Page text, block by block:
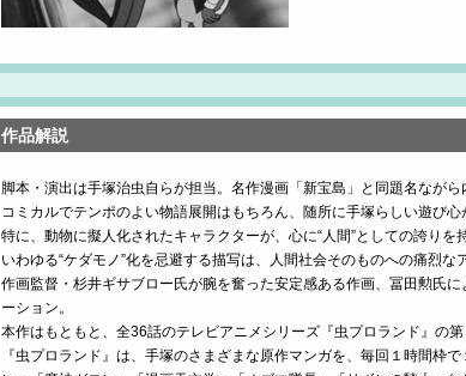
作品解説
脚本・演出は手塚治虫自らが担当。名作漫画「新宝島」と同題名ながら
コミカルでテンポのよい物語展開はもちろん、随所に手塚らしい遊び心
特に、動物に擬人化されたキャラクターが、心に“人間”としての誇り
いわゆる“ケダモノ”化を忌避する描写は、人間社会そのものへの痛烈な
作画監督・杉井ギサブロー氏が腕を奮った安定感ある作画、冨田勲氏
ーション。
本作はもともと、全36話のテレビアニメシリーズ『虫プロランド』の第
『虫プロランド』は、手塚のさまざまな原作マンガを、毎回１時間枠